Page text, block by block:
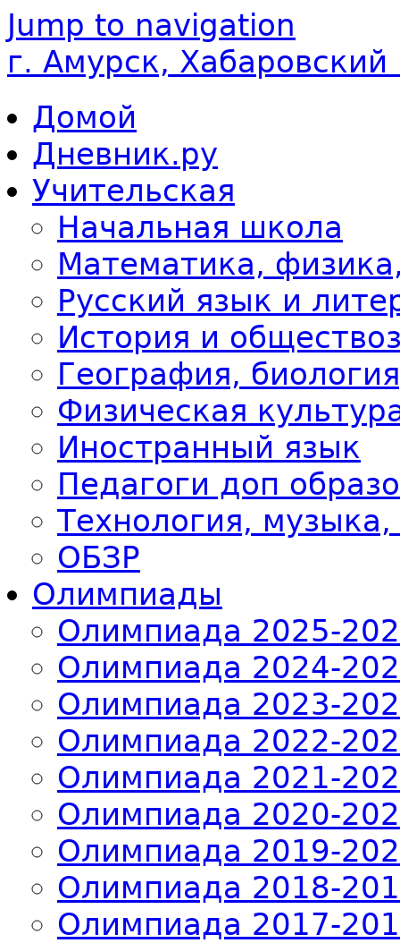
Jump to navigation
г. Амурск, Хабаровский
Домой
Дневник.ру
Учительская
Начальная школа
Математика,
Русский язык и
История и
География,
Физическая
Иностранный язык
Педагоги доп
Технология,
ОБЗР
Олимпиады
Олимпиада 2025-
Олимпиада 2024-
Олимпиада 2023-
Олимпиада 2022-
Олимпиада 2021-
Олимпиада 2020-
Олимпиада 2019-
Олимпиада 2018-
Олимпиада 2017-